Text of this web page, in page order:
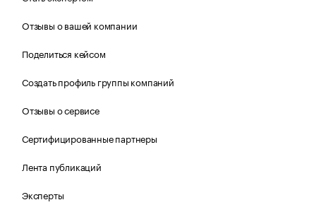
Отзывы о вашей компании
Поделиться кейсом
Создать профиль группы компаний
Отзывы о сервисе
Сертифицированные партнеры
Лента публикаций
Эксперты